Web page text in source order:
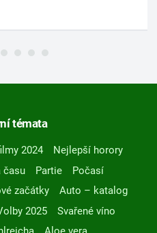
témata
2024
Nejlepší horory
času Partie
Počasí
začátky
Auto – katalog
2025
Svařené víno